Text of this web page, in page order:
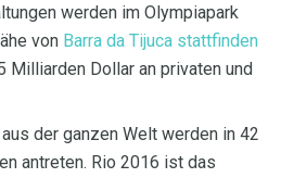
werden im Olympiapark
von Barra da Tijuca stattfinden
Milliarden Dollar an privaten und
der ganzen Welt werden in 42
antreten. Rio 2016 ist das